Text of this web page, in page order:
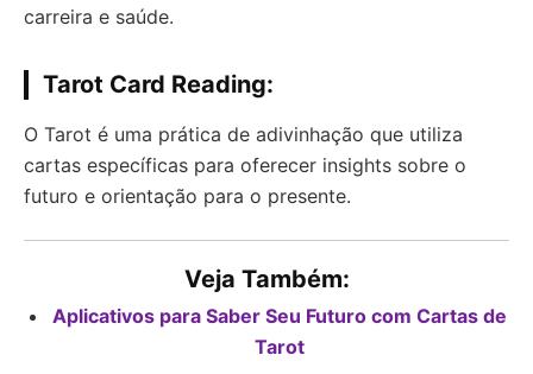
carreira e saúde.
Tarot Card Reading:
O Tarot é uma prática de adivinhação que utiliza
cartas específicas para oferecer insights sobre o
futuro e orientação para o presente.
Veja Também:
Aplicativos para Saber Seu Futuro com Cartas de
Tarot